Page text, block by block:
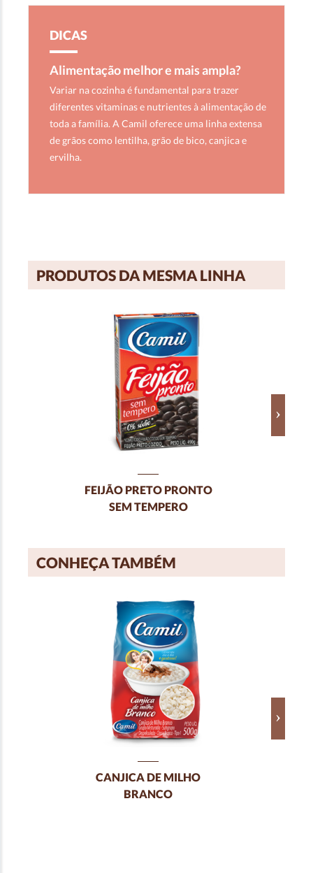
DICAS
Alimentação melhor e mais ampla?
Variar na cozinha é fundamental para trazer
diferentes vitaminas e nutrientes à alimentação de
toda a família. A Camil oferece uma linha extensa
de grãos como lentilha, grão de bico, canjica e
ervilha.
PRODUTOS DA MESMA LINHA
FEIJÃO PRETO PRONTO
SEM TEMPERO
CONHEÇA TAMBÉM
CANJICA DE MILHO
BRANCO